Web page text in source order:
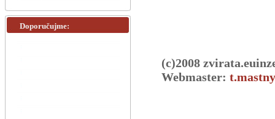
(c)2008
Webmaster:
Doporučujme: